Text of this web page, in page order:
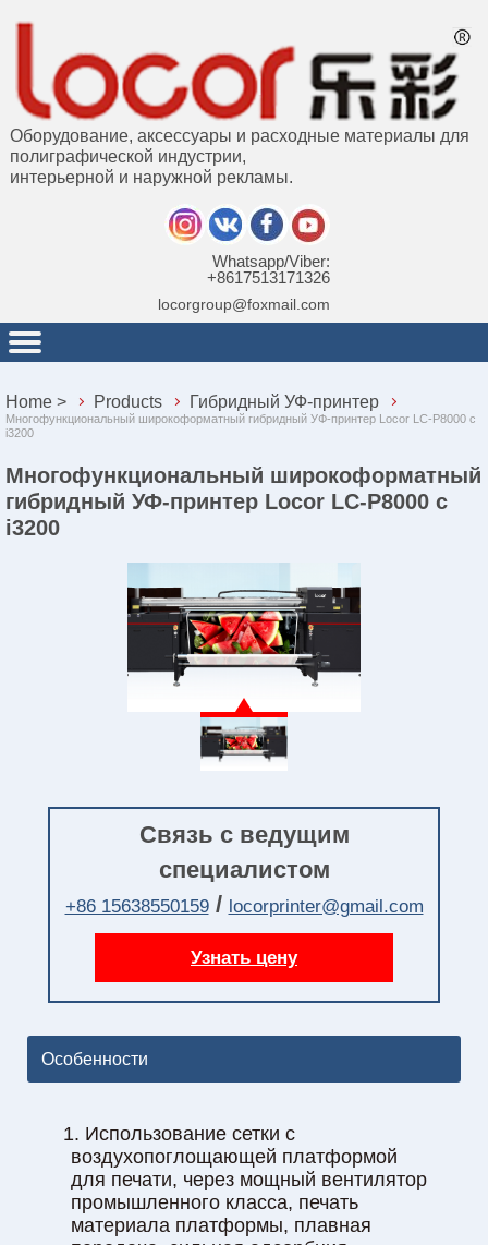
Оборудование, аксессуары и расходные материалы для
полиграфической индустрии,
интерьерной и наружной рекламы.
Whatsapp/Viber:
+8617513171326
locorgroup@foxmail.com
Home > Products Гибридный УФ-принтер
Многофункциональный широкоформатный гибридный УФ-принтер Locor LC-P8000 с
i3200
Многофункциональный широкоформатный
гибридный УФ-принтер Locor LC-P8000 с
i3200
Связь с ведущим
специалистом
+86 15638550159/ locorprinter@gmail.com
Узнать цену
Особенности
1. Использование сетки с
воздухопоглощающей платформой
для печати, через мощный вентилятор
промышленного класса, печать
материала платформы, плавная